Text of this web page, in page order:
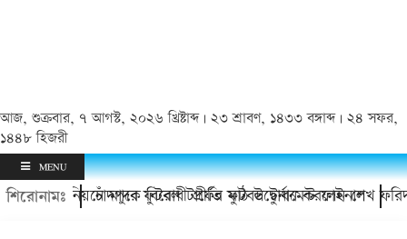
আজ, শুক্রবার, ৭ আগস্ট, ২০২৬ খ্রিষ্টাব্দ | ২৩ শ্রাবণ, ১৪৩৩ বঙ্গাব্দ | ২৪ সফর,
১৪৪৮ হিজরী
MENU
শিরোনামঃচাঁদপুরে ফুটবল টার্ফের মাঠ উদ্বোধন করলেন শেখ ফরিদ
ইউনিয়নে মাদক বিরোধী প্রীতি ফুটবল টুর্নামেন্ট ফাইনাল